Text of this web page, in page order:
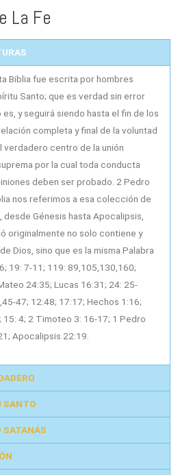
La Fe
Biblia fue escrita por hombres
Santo; que es verdad sin error
es, y seguirá siendo hasta el fin de los
completa y final de la voluntad
verdadero centro de la unión
por la cual toda conducta
deben ser probado. 2 Pedro
nos referimos a esa colección de
desde Génesis hasta Apocalipsis,
originalmente no solo contiene y
Dios, sino que es la misma Palabra
19: 7-11; 119: 89,105,130,160;
24:35; Lucas 16:31; 24: 25-
47; 12:48; 17:17; Hechos 1:16;
15: 4; 2 Timoteo 3: 16-17; 1 Pedro
Apocalipsis 22:19.
SANTO
SATANÁS